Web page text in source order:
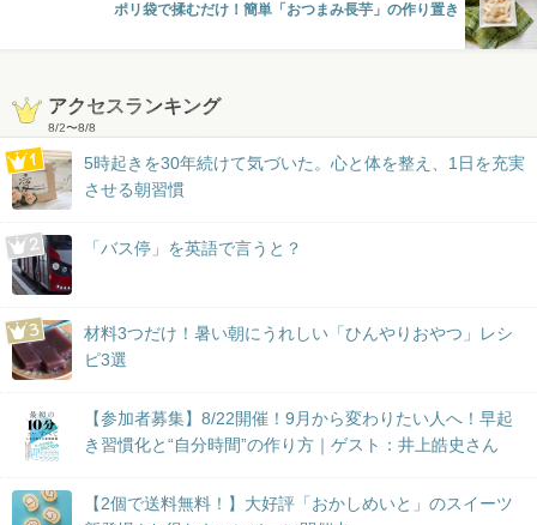
ポリ袋で揉むだけ！簡単「おつまみ長芋」の作り置き
アクセスランキング
8/2〜8/8
5時起きを30年続けて気づいた。心と体を整え、1日を充実
させる朝習慣
「バス停」を英語で言うと？
材料3つだけ！暑い朝にうれしい「ひんやりおやつ」レシ
ピ3選
【参加者募集】8/22開催！9月から変わりたい人へ！早起
き習慣化と“自分時間”の作り方｜ゲスト：井上皓史さん
【2個で送料無料！】大好評「おかしめいと」のスイーツ